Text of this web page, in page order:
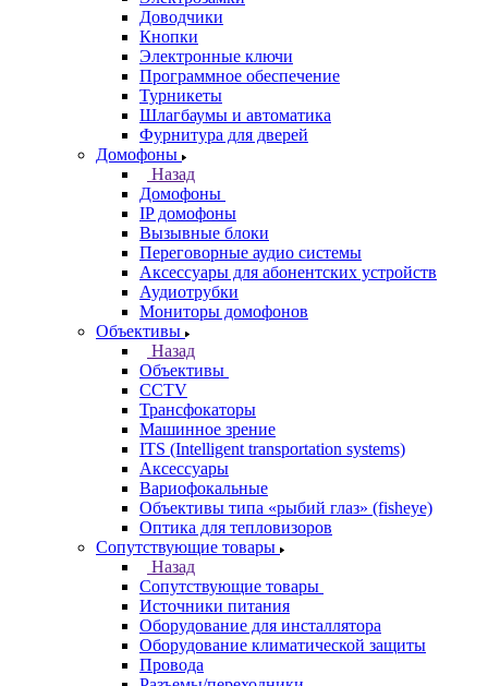
Доводчики
Кнопки
Электронные ключи
Программное обеспечение
Турникеты
Шлагбаумы и автоматика
Фурнитура для дверей
Домофоны
Назад
Домофоны
IP домофоны
Вызывные блоки
Переговорные аудио системы
Аксессуары для абонентских устройств
Аудиотрубки
Мониторы домофонов
Объективы
Назад
Объективы
CCTV
Трансфокаторы
Машинное зрение
ITS (Intelligent transportation systems)
Аксессуары
Вариофокальные
Объективы типа «рыбий глаз» (fisheye)
Оптика для тепловизоров
Сопутствующие товары
Назад
Сопутствующие товары
Источники питания
Оборудование для инсталлятора
Оборудование климатической защиты
Провода